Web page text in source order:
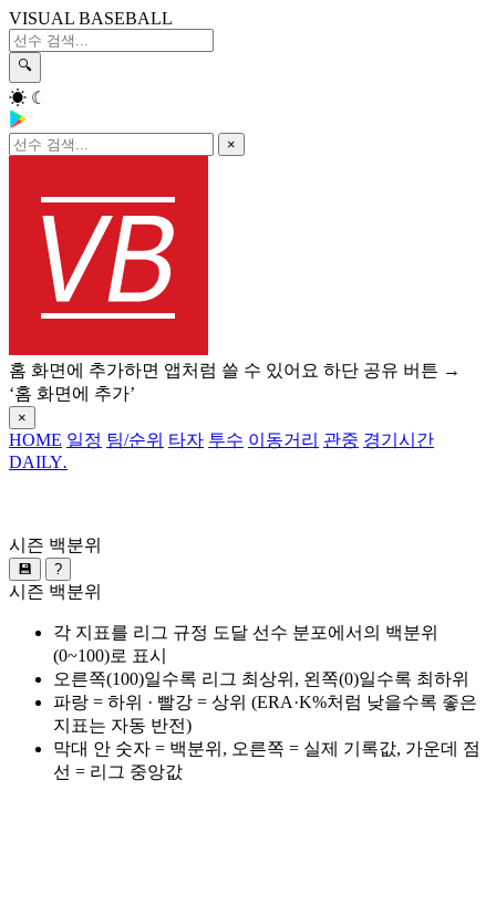
VISUAL BASEBALL
🔍
☀ ☾
×
홈 화면에 추가하면 앱처럼 쓸 수 있어요 하단 공유 버튼 →
‘홈 화면에 추가’
×
HOME 일정 팀/순위 타자 투수 이동거리 관중 경기시간
DAILY.
시즌 백분위
💾 ?
시즌 백분위
각 지표를 리그 규정 도달 선수 분포에서의 백분위
(0~100)로 표시
오른쪽(100)일수록 리그 최상위, 왼쪽(0)일수록 최하위
파랑 = 하위 · 빨강 = 상위 (ERA·K%처럼 낮을수록 좋은
지표는 자동 반전)
막대 안 숫자 = 백분위, 오른쪽 = 실제 기록값, 가운데 점
선 = 리그 중앙값